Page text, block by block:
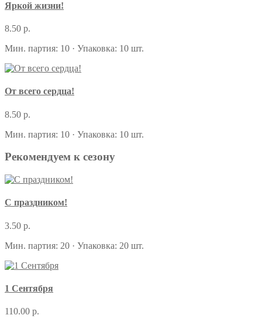
Яркой жизни!
8.50 р.
Мин. партия: 10 · Упаковка: 10 шт.
От всего сердца!
8.50 р.
Мин. партия: 10 · Упаковка: 10 шт.
Рекомендуем к сезону
С праздником!
3.50 р.
Мин. партия: 20 · Упаковка: 20 шт.
1 Сентября
110.00 р.